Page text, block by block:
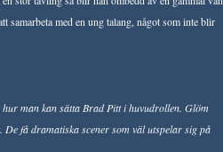
samarbeta med en ung talang, något som inte blir
man kan sätta Brad Pitt i huvudrollen. Glöm
få dramatiska scener som väl utspelar sig på